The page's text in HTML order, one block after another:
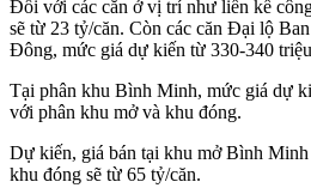
Đối với các căn ở vị trí như liền kề
sẽ từ 23 tỷ/căn. Còn các căn Đại lộ
Đông, mức giá dự kiến từ 330-340
Tại phân khu Bình Minh, mức giá dự
với phân khu mở và khu đóng.
Dự kiến, giá bán tại khu mở Bình Minh
khu đóng sẽ từ 65 tỷ/căn.